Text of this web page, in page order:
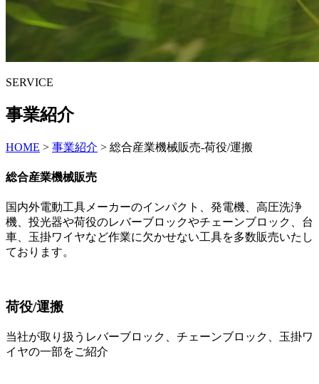
SERVICE
事業紹介
HOME > 事業紹介 > 総合産業機械販売-荷役/運搬
総合産業機械販売
国内外電動工具メーカーのインパクト、発電機、高圧洗浄
機、投光器や荷役のレバーブロックやチェーンブロック、台
車、玉掛ワイヤなど作業に欠かせない工具を多数販売いたし
ております。
荷役/運搬
当社が取り扱うレバーブロック、チェーンブロック、玉掛ワ
イヤの一部をご紹介